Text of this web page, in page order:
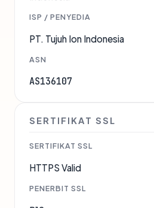
ISP / PENYEDIA
PT. Tujuh Ion Indonesia
ASN
AS136107
SERTIFIKAT SSL
SERTIFIKAT SSL
HTTPS Valid
PENERBIT SSL